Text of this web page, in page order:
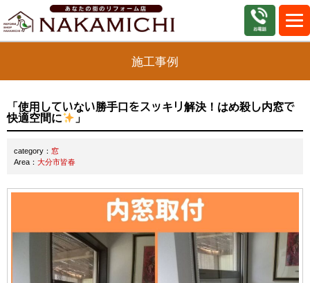
施工事例
「使用していない勝手口をスッキリ解決！はめ殺し内窓で
快適空間に
」
category： 窓
Area： 大分市皆春